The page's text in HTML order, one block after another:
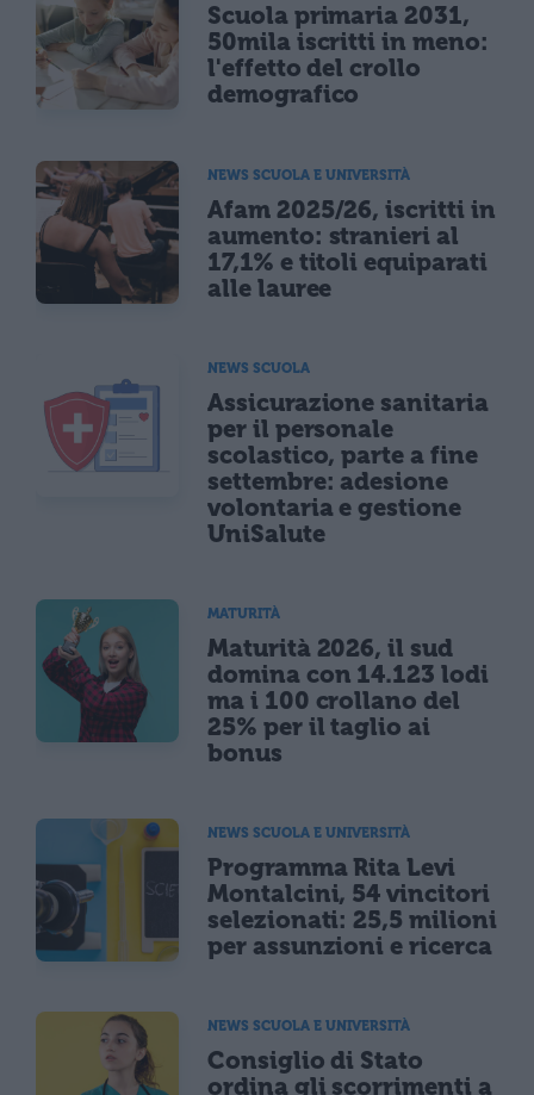
Scuola primaria 2031,
50mila iscritti in meno:
l'effetto del crollo
demografico
NEWS SCUOLA E UNIVERSITÀ
Afam 2025/26, iscritti in
aumento: stranieri al
17,1% e titoli equiparati
alle lauree
NEWS SCUOLA
Assicurazione sanitaria
per il personale
scolastico, parte a fine
settembre: adesione
volontaria e gestione
UniSalute
MATURITÀ
Maturità 2026, il sud
domina con 14.123 lodi
ma i 100 crollano del
25% per il taglio ai
bonus
NEWS SCUOLA E UNIVERSITÀ
Programma Rita Levi
Montalcini, 54 vincitori
selezionati: 25,5 milioni
per assunzioni e ricerca
NEWS SCUOLA E UNIVERSITÀ
Consiglio di Stato
ordina gli scorrimenti a